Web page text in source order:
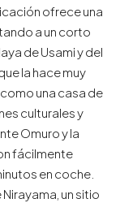
ofrece una
a un corto
de Usami y del
la hace muy
una casa de
culturales y
Omuro y la
fácilmente
en coche.
un sitio